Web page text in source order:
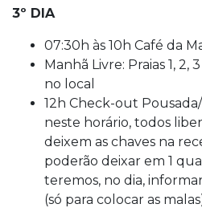
3º DIA
07:30h às 10h Café da
Manhã Livre: Praias 1, 2,
no local
12h Check-out
neste horário, todos
deixem as chaves na
poderão deixar em 1
teremos, no dia,
(só para colocar as